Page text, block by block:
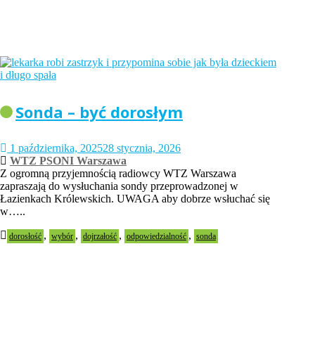
Sonda – być dorosłym
1 października, 202528 stycznia, 2026
WTZ PSONI Warszawa
Z ogromną przyjemnością radiowcy WTZ Warszawa
zapraszają do wysłuchania sondy przeprowadzonej w
Łazienkach Królewskich. UWAGA aby dobrze wsłuchać się
w…..
dorosłość , wybór , dojrzałość , odpowiedzialność , sonda